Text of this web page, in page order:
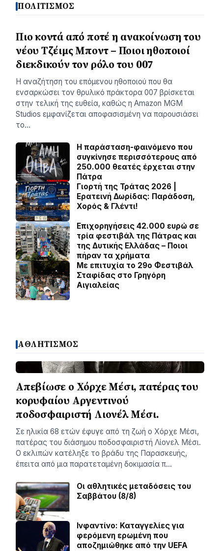
ΠΟΛΙΤΙΣΜΟΣ
Πιο κοντά από ποτέ η ανακοίνωση του
νέου Τζέιμς Μποντ – Ποιοι ηθοποιοί
διεκδικούν τον ρόλο του 007
Η αναζήτηση του επόμενου ηθοποιού που θα
ενσαρκώσει τον θρυλικό πράκτορα 007 βρίσκεται
στην τελική της ευθεία, καθώς η Amazon MGM
Studios εμφανίζεται αποφασισμένη να παρουσιάσει
το…
Η παράσταση-φαινόμενο που
συγκίνησε περισσότερους από
250.000 θεατές έρχεται στην
Πάτρα
Γιορτή της Τράτας 2026 |
Ερατεινή Δωρίδας: Παράδοση,
Χορός & Γλέντι!
Επιχορηγήσεις 42.000 ευρώ σε
τρία φεστιβάλ της Πάτρας και
της Δυτικής Ελλάδας – Ποιοι
πήραν τα χρήματα
Με επιτυχία το 29ο Φεστιβάλ
Σταφίδας στο Γρηγόρη
Aιγιαλείας
ΑΘΛΗΤΙΣΜΟΣ
Απεβίωσε ο Χόρχε Μέσι, πατέρας του
κορυφαίου Αργεντινού
ποδοσφαιριστή Λιονέλ Μέσι.
Σε ηλικία 68 ετών έφυγε από τη ζωή ο Χόρχε Μέσι,
πατέρας του διάσημου ποδοσφαιριστή Λίονελ Μέσι.
Ο εκλιπών κατέληξε το βράδυ της Παρασκευής,
έπειτα από μια παρατεταμένη δοκιμασία π…
Οι αθλητικές μεταδόσεις του
Σαββάτου (8/8)
Ινφαντίνο: Καταγγελίες για
φερόμενη ερωμένη που
αποζημιώθηκε από την UEFA